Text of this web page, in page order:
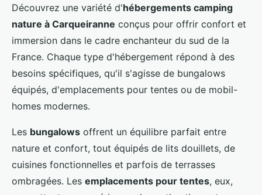
Découvrez une variété d'hébergements camping
nature à Carqueiranne conçus pour offrir confort et
immersion dans le cadre enchanteur du sud de la
France. Chaque type d'hébergement répond à des
besoins spécifiques, qu'il s'agisse de bungalows
équipés, d'emplacements pour tentes ou de mobil-
homes modernes.
Les bungalows offrent un équilibre parfait entre
nature et confort, tout équipés de lits douillets, de
cuisines fonctionnelles et parfois de terrasses
ombragées. Les emplacements pour tentes, eux,